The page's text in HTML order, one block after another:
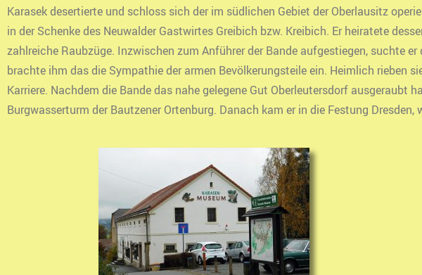
Karasek desertierte und schloss sich der im südlichen Gebiet der Oberlausitz
in der Schenke des Neuwalder Gastwirtes Greibich bzw. Kreibich. Er heiratete
zahlreiche Raubzüge. Inzwischen zum Anführer der Bande aufgestiegen, suchte
brachte ihm das die Sympathie der armen Bevölkerungsteile ein. Heimlich rieben
Karriere. Nachdem die Bande das nahe gelegene Gut Oberleutersdorf
Burgwasserturm der Bautzener Ortenburg. Danach kam er in die Festung Dresden,